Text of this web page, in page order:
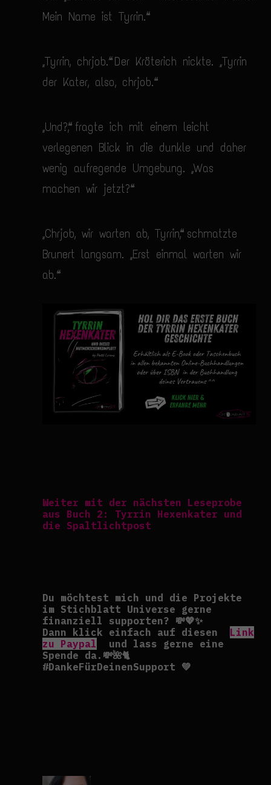
Mein Name ist Tyrrin.“
„Tyrrin, chrjob.“ Der Kröterich nickte. „Tyrrin
der Kater, also, chrjob.“
„Und?“, fragte ich mit einem leicht
verlegenen Blick in die dunkle und daher
wenig aufregende Umgebung. „Was
machen wir jetzt?“
„Chrjob, wir warten ab, Tyrrin“, schmatzte
Brunert langsam. „Erst einmal warten wir
ab.“
Weiter mit der nächsten Leseprobe
aus Buch 2: Tyrrin Hexenkater und
die Spaltlichtpost
Du möchtest mich und die Projekte
im Stichblatt Universe gerne
finanziell supporten? 💸💖✨
Dann klick einfach auf diesen Link
zu Paypal und lass gerne eine
Spende da.💸🌺🐈
#DankeFürDeinenSupport 💚